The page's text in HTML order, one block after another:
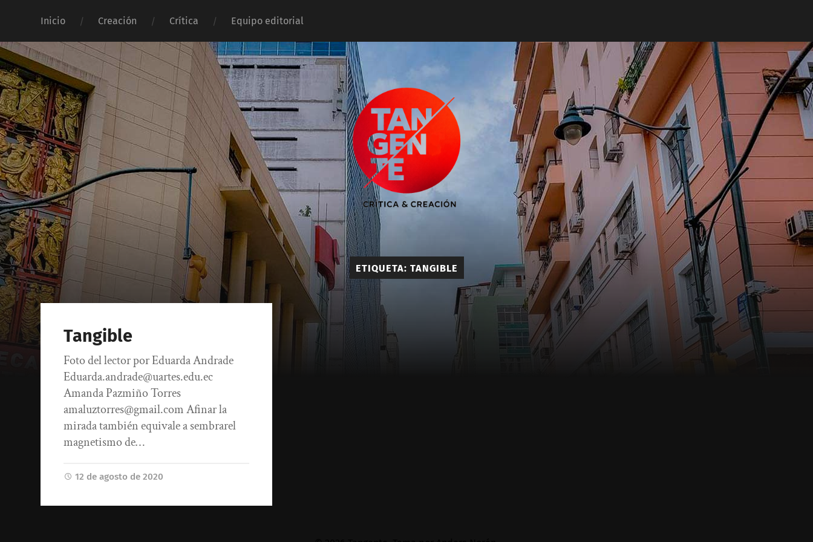
Inicio Creación Crítica Equipo editorial
Tangente
ETIQUETA: TANGIBLE
Tangible
Foto del lector por Eduarda Andrade
Eduarda.andrade@uartes.edu.ec
Amanda Pazmiño Torres
amaluztorres@gmail.com Afinar la
mirada también equivale a sembrarel
magnetismo de…
12 de agosto de 2020